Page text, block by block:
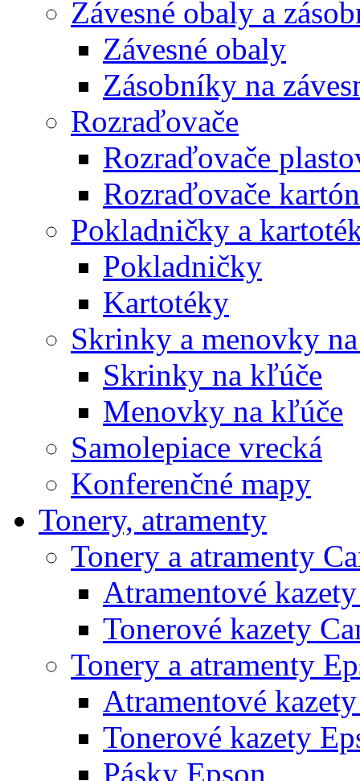
Závesné obaly a
Závesné obaly
Zásobníky na
Rozraďovače
Rozraďovače
Rozraďovače
Pokladničky a
Pokladničky
Kartotéky
Skrinky a menovky
Skrinky na kľúče
Menovky na kľúče
Samolepiace vrecká
Konferenčné mapy
Tonery, atramenty
Tonery a atramenty
Atramentové
Tonerové kazety
Tonery a atramenty
Atramentové
Tonerové kazety
Pásky Epson